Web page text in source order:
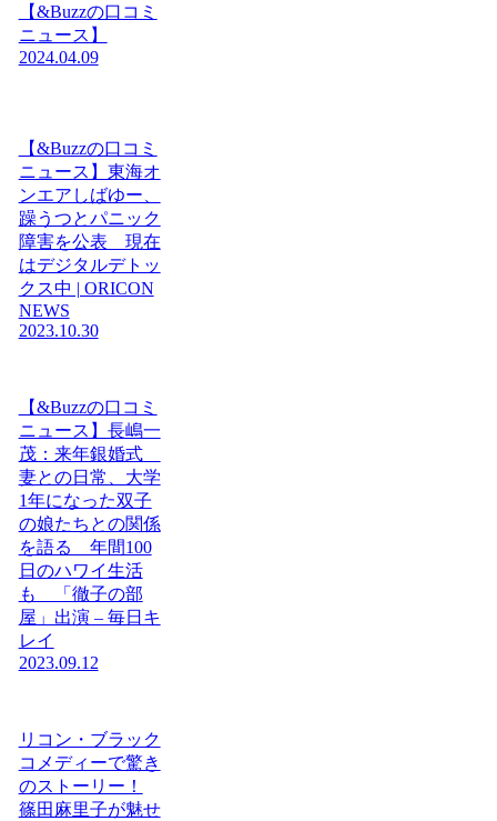
【&Buzzの口コミ
ニュース】
2024.04.09
【&Buzzの口コミ
ニュース】東海オ
ンエアしばゆー、
躁うつとパニック
障害を公表 現在
はデジタルデトッ
クス中 | ORICON
NEWS
2023.10.30
【&Buzzの口コミ
ニュース】長嶋一
茂：来年銀婚式
妻との日常、大学
1年になった双子
の娘たちとの関係
を語る 年間100
日のハワイ生活
も 「徹子の部
屋」出演 – 毎日キ
レイ
2023.09.12
リコン・ブラック
コメディーで驚き
のストーリー！
篠田麻里子が魅せ